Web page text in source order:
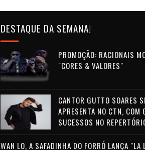
DESTAQUE DA SEMANA!
PROMOÇÃO: RACIONAIS
"CORES & VALORES"
CANTOR GUTTO SOARES
APRESENTA NO CTN, COM
SUCESSOS NO
WAN LO, A SAFADINHA DO FORRÓ LANÇA "LA